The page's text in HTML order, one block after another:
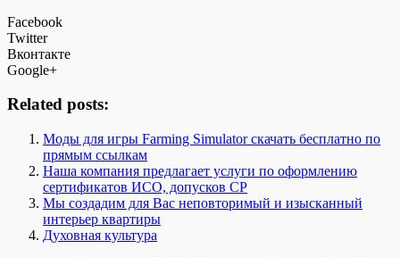
Facebook
Twitter
Вконтакте
Google+
Related posts:
Моды для игры Farming Simulator скачать бесплатно по
прямым ссылкам
Наша компания предлагает услуги по оформлению
сертификатов ИСО, допусков СР
Мы создадим для Вас неповторимый и изысканный
интерьер квартиры
Духовная культура